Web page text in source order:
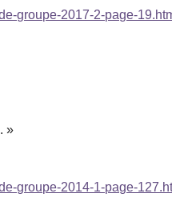
groupe-2017-2-page-
»
groupe-2014-1-page-